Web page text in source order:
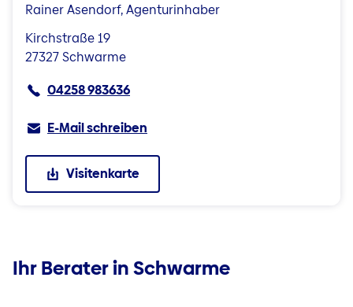
Rainer Asendorf, Agenturinhaber
Kirchstraße 19
27327 Schwarme
04258 983636
E-Mail schreiben
Visitenkarte
Ihr Berater in Schwarme